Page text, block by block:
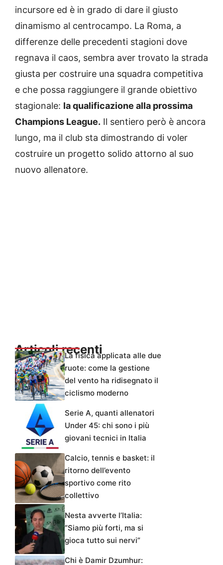
incursore ed è in grado di dare il giusto
dinamismo al centrocampo. La Roma, a
differenze delle precedenti stagioni dove
regnava il caos, sembra aver trovato la strada
giusta per costruire una squadra competitiva
e che possa raggiungere il grande obiettivo
stagionale: la qualificazione alla prossima
Champions League. Il sentiero però è ancora
lungo, ma il club sta dimostrando di voler
costruire un progetto solido attorno al suo
nuovo allenatore.
Articoli recentiLa fisica applicata alle due
ruote: come la gestione
del vento ha ridisegnato il
ciclismo moderno
Serie A, quanti allenatori
Under 45: chi sono i più
giovani tecnici in Italia
Calcio, tennis e basket: il
ritorno dell’evento
sportivo come rito
collettivo
Nesta avverte l’Italia:
“Siamo più forti, ma si
gioca tutto sui nervi”
Chi è Damir Dzumhur: